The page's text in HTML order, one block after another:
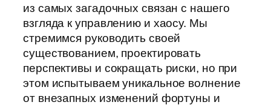
из самых загадочных связан с нашего
взгляда к управлению и хаосу. Мы
стремимся руководить своей
существованием, проектировать
перспективы и сокращать риски, но при
этом испытываем уникальное волнение
от внезапных изменений фортуны и